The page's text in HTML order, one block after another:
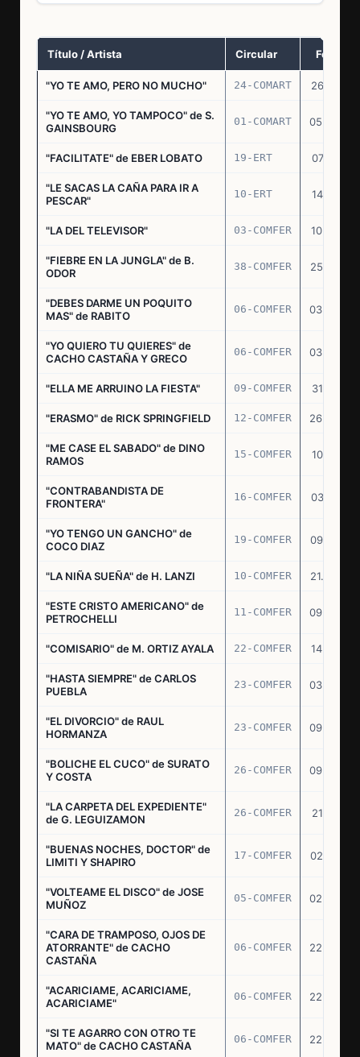
Título / Artista Circular Fecha
"YO TE AMO, PERO NO MUCHO" 24-COMART 26.11.69
"YO TE AMO, YO TAMPOCO" de S.
GAINSBOURG
01-COMART 05.02.70
"FACILITATE" de EBER LOBATO 19-ERT 07.10.70
"LE SACAS LA CAÑA PARA IR A
PESCAR"
10-ERT 14.07.71
"LA DEL TELEVISOR" 03-COMFER 10.01.73
"FIEBRE EN LA JUNGLA" de B.
ODOR
38-COMFER 25.10.73
"DEBES DARME UN POQUITO
MAS" de RABITO
06-COMFER 03.05.74
"YO QUIERO TU QUIERES" de
CACHO CASTAÑA Y GRECO
06-COMFER 03.05.74
"ELLA ME ARRUINO LA FIESTA" 09-COMFER 31.07.74
"ERASMO" de RICK SPRINGFIELD 12-COMFER 26.09.74
"ME CASE EL SABADO" de DINO
RAMOS
15-COMFER 10.10.74
"CONTRABANDISTA DE
FRONTERA"
16-COMFER 03.12.74
"YO TENGO UN GANCHO" de
COCO DIAZ
19-COMFER 09.01.75
"LA NIÑA SUEÑA" de H. LANZI 10-COMFER 21.03.75
"ESTE CRISTO AMERICANO" de
PETROCHELLI
11-COMFER 09.04.75
"COMISARIO" de M. ORTIZ AYALA 22-COMFER 14.07.75
"HASTA SIEMPRE" de CARLOS
PUEBLA
23-COMFER 03.09.75
"EL DIVORCIO" de RAUL
HORMANZA
23-COMFER 09.09.75
"BOLICHE EL CUCO" de SURATO
Y COSTA
26-COMFER 09.09.75
"LA CARPETA DEL EXPEDIENTE"
de G. LEGUIZAMON
26-COMFER 21.10.75
"BUENAS NOCHES, DOCTOR" de
LIMITI Y SHAPIRO
17-COMFER 02.01.76
"VOLTEAME EL DISCO" de JOSE
MUÑOZ
05-COMFER 02.02.76
"CARA DE TRAMPOSO, OJOS DE
ATORRANTE" de CACHO
CASTAÑA
06-COMFER 22.04.76
"ACARICIAME, ACARICIAME,
ACARICIAME"
06-COMFER 22.04.76
"SI TE AGARRO CON OTRO TE
MATO" de CACHO CASTAÑA
06-COMFER 22.04.76